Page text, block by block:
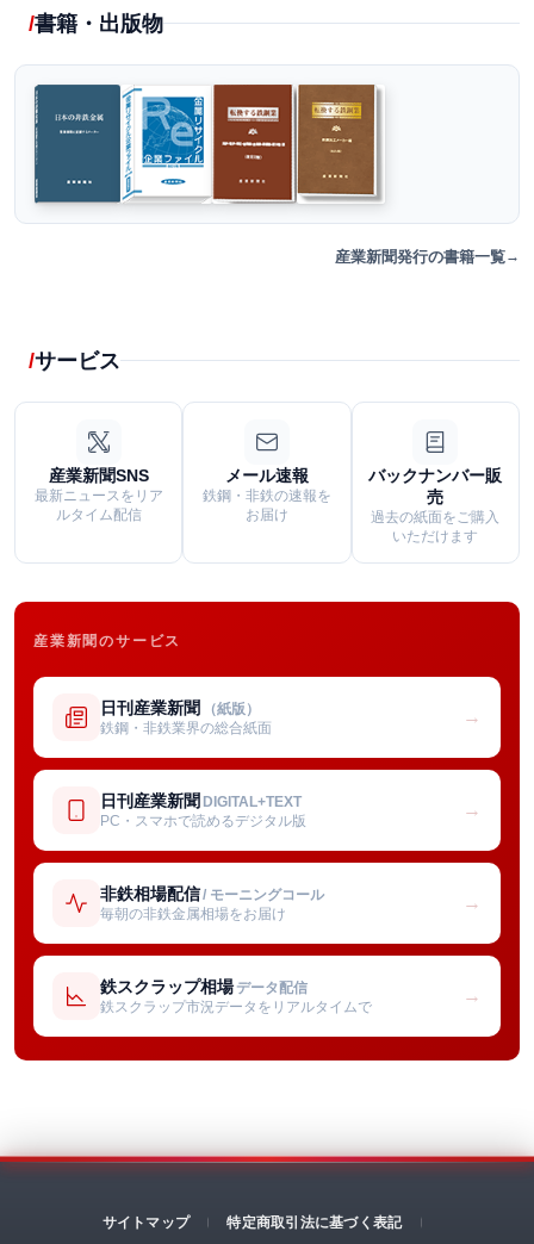
書籍・出版物
産業新聞発行の書籍一覧
サービス
産業新聞SNS
最新ニュースをリア
ルタイム配信
メール速報
鉄鋼・非鉄の速報を
お届け
バックナンバー販
売
過去の紙面をご購入
いただけます
産業新聞のサービス
日刊産業新聞 （紙版）
鉄鋼・非鉄業界の総合紙面
→
日刊産業新聞 DIGITAL+TEXT
PC・スマホで読めるデジタル版
→
非鉄相場配信/ モーニングコール
毎朝の非鉄金属相場をお届け
→
鉄スクラップ相場 データ配信
鉄スクラップ市況データをリアルタイムで
→
サイトマップ 特定商取引法に基づく表記